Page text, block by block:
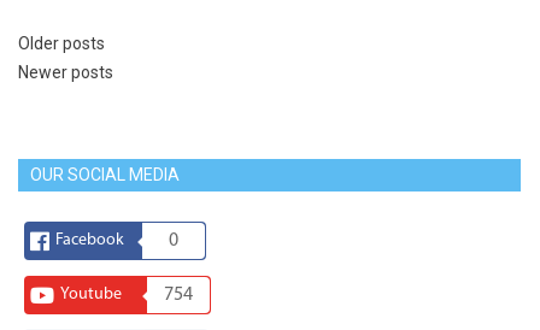
Older posts
Newer posts
OUR SOCIAL MEDIA
Facebook 0
Youtube 754